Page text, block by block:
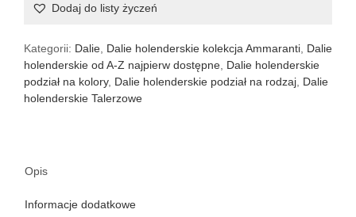
Dodaj do listy życzeń
Kategorii: Dalie Dalie holenderskie kolekcja Ammaranti Dalie
holenderskie od A-Z najpierw dostępne Dalie holenderskie
podział na kolory, Dalie holenderskie podział na rodzaj Dalie
holenderskie Talerzowe
Opis
Informacje dodatkowe